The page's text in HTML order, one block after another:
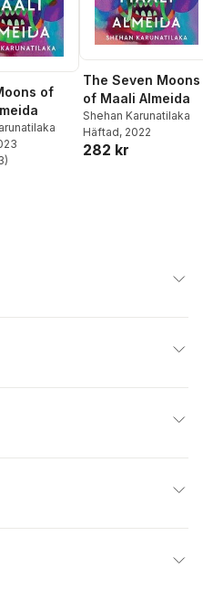
of
Totalt antal röster:
)
The Seven Moons
of Maali Almeida
Shehan Karunatilaka
Häftad, 2022
282 kr